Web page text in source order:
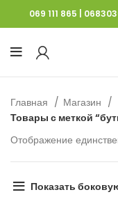
069 111 865
Главная
Магазин
Товары с меткой
Отображение
Показать